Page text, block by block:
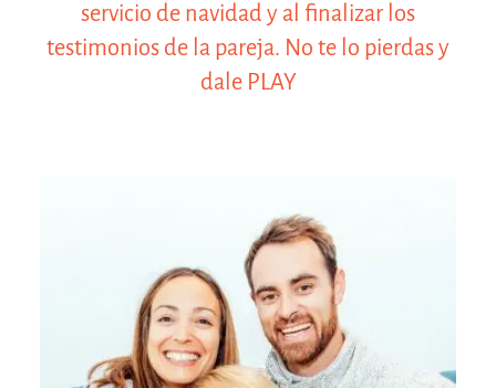
servicio de navidad y al finalizar los
testimonios de la pareja. No te lo pierdas y
dale PLAY
Portafolio
©2020